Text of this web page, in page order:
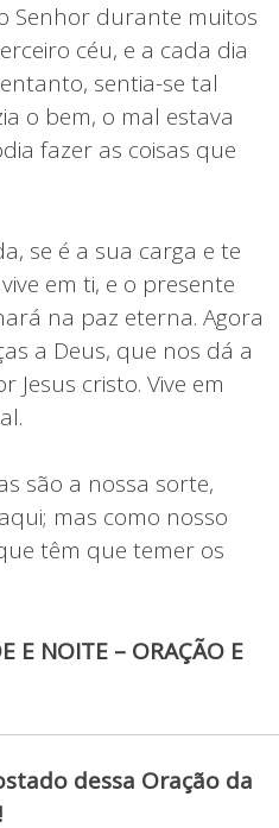
Senhor durante muitos
céu, e a cada dia
sentia-se tal
o bem, o mal estava
fazer as coisas que
se é a sua carga e te
em ti, e o presente
na paz eterna. Agora
a Deus, que nos dá a
Jesus cristo. Vive em
são a nossa sorte,
mas como nosso
têm que temer os
E NOITE – ORAÇÃO E
dessa Oração da